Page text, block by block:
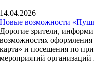
14.04.2026
Новые возможности
Дорогие зрители,
возможностях
карта» и посещения по
мероприятий организаций